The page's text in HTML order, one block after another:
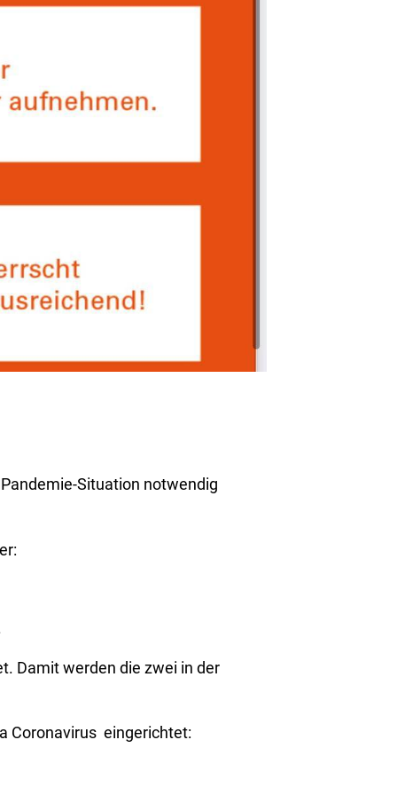
Situation notwendig
Damit werden die zwei in der
Coronavirus eingerichtet: